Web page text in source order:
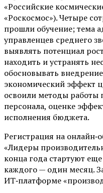
«Российские
«Роскосмос»). Четыре
прошли обучение; тема
управленцев среднего
выявлять потенциал
находить и устранять
обосновывать
экономический эффект
освоили методы
персонала, оценке
исполнения бюджета.
Регистрация на
«Лидеры
конца года стартуют
каждого — один месяц.
ИТ‑платформе